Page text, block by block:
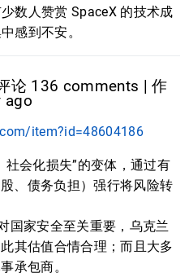
数人赞赏 SpaceX 的技术成
感到不安。
论 136 comments | 作
ago
item?id=48604186
社会化损失”的变体，通过有
、债务负担）强行将风险转
国家安全至关重要，乌克兰
其估值合情合理；而且大多
承包商。